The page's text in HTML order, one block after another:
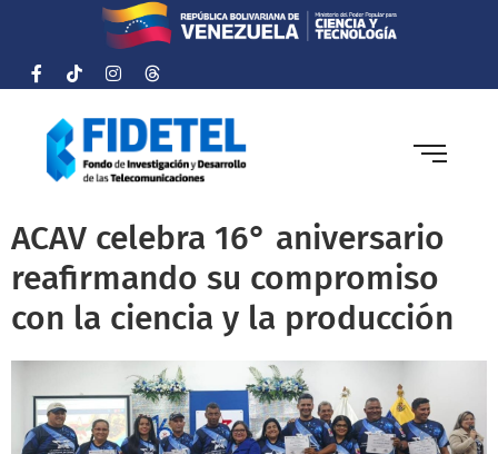
ACAV celebra 16° aniversario
reafirmando su compromiso
con la ciencia y la producción